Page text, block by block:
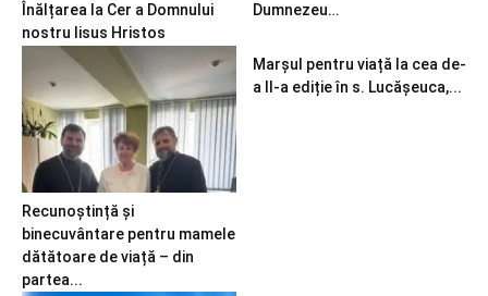
Înălțarea la Cer a Domnului
nostru Iisus Hristos
Dumnezeu…
Recunoștință și
binecuvântare pentru mamele
dătătoare de viață – din
partea...
Marșul pentru viață la cea de-
a II-a ediție în s. Lucășeuca,...